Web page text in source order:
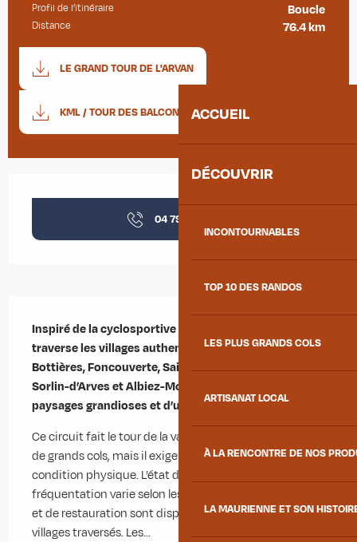
ACCUEIL
DÉCOUVRIR
INCONTOURNABLES
TOP 10 DES RANDOS
LES PLUS GRANDS COLS
ARTISANAT LOCAL
À LA RENCONTRE DE NOS
LA MAURIENNE ET SON
Profil de l’itinéraire Boucle
Distance 76.4 km
Documentation
LE GRAND TOUR DE L'ARVAN
KML / TOUR DES BALCONS DE L'ARVAN
04 79 83 51
Inspiré de la cyclosportive "Arvan-Villards", ce circuit
traverse les villages authentiques de Jarrier, Les
Bottières, Foncouverte, Saint-Jean-d’Arves, Saint-
Sorlin-d’Arves et Albiez-Montrond, au cœur de
paysages grandioses et d’un riche patrimoine local.
Ce circuit fait le tour de la vallée de l’Arvan sans franchir
de grands cols, mais il exige néanmoins une bonne
condition physique. L’état de la route est moyen et sa
fréquentation varie selon les saisons. Des points d’eau
et de restauration sont disponibles dans tous les
villages traversés. Les...